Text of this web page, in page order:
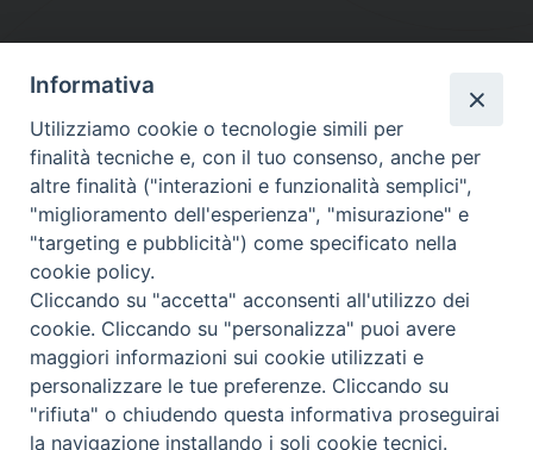
DIOCESI SUBURBICARIA DI ALBANO
Contatti:Tel.: 06.93268401 - Fax.: 06.9323844
E-mail:curia@diocesidialbano.it
Orari: dal Lunedì al Venerdì Ore: 9:00 - 13:00
Lunedì, Mercoledì e Venerdì, Ore 9:30 - 12:30
Diocesi Suburbicaria di Albano
Informativa
Utilizziamo cookie o tecnologie simili per
finalità tecniche e, con il tuo consenso, anche per
altre finalità ("interazioni e funzionalità semplici",
"miglioramento dell'esperienza", "misurazione" e
"targeting e pubblicità") come specificato nella
cookie policy.
Cliccando su "accetta" acconsenti all'utilizzo dei
cookie. Cliccando su "personalizza" puoi avere
maggiori informazioni sui cookie utilizzati e
personalizzare le tue preferenze. Cliccando su
"rifiuta" o chiudendo questa informativa proseguirai
la navigazione installando i soli cookie tecnici.